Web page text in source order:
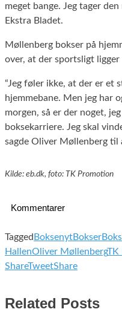
meget bange. Jeg tager
Ekstra Bladet.
Møllenberg bokser på
over, at der sportsligt
“Jeg føler ikke, at der er et
hjemmebane. Men jeg har
morgen, så er der noget,
boksekarriere. Jeg skal
sagde Oliver Møllenberg til
Kilde: eb.dk, foto: TK Promotion
Kommentarer
Tagged BoksenytBokser
HallenOliver MøllenbergTK
ShareTweetShare
Related Posts